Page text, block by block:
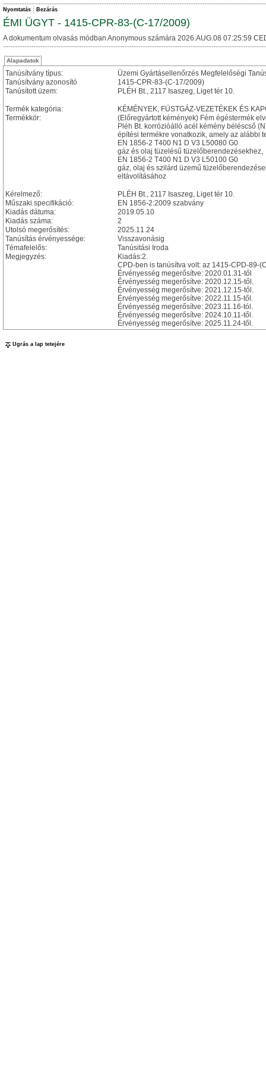
Nyomtatás Bezárás
ÉMI ÜGYT - 1415-CPR-83-(C-17/2009)
A dokumentum olvasás módban Anonymous számára 2026.AUG.08 07:25:59
Alapadatok
Tanúsítvány típus:
Üzemi Gyártásellenőrzés Megfelelőségi
Tanúsítvány azonosító
1415-CPR-83-(C-17/2009)
Tanúsított üzem:
PLÉH Bt., 2117 Isaszeg, Liget tér 10.
Termék kategória:
KÉMÉNYEK, FÜSTGÁZ-VEZETÉKEK ÉS
Termékkör:
(Előregyártott kémények) Fém égéstermék
Pléh Bt. korrózióálló acél kémény béléscső
építési termékre vonatkozik, amely az alábbi
EN 1856-2 T400 N1 D V3 L50080 G0
gáz és olaj tüzelésű tüzelőberendezésekhez,
EN 1856-2 T400 N1 D V3 L50100 G0
gáz, olaj és szilárd üzemű
eltávolításához
Kérelmező:
PLÉH Bt., 2117 Isaszeg, Liget tér 10.
Műszaki specifikáció:
EN 1856-2:2009 szabvány
Kiadás dátuma:
2019.05.10
Kiadás száma:
2
Utolsó megerősítés:
2025.11.24
Tanúsítás érvényessége:
Visszavonásig
Témafelelős:
Tanúsitási Iroda
Megjegyzés:
Kiadás:2.
CPD-ben is tanúsítva volt: az 1415-CPD-89-
Érvényesség megerősítve: 2020.01.31-től
Érvényesség megerősítve: 2020.12.15-től.
Érvényesség megerősítve: 2021.12.15-től.
Érvényesség megerősítve: 2022.11.15-től.
Érvényesség megerősítve: 2023.11.16-tól.
Érvényesség megerősítve: 2024.10.11-től.
Érvényesség megerősítve: 2025.11.24-től.
Ugrás a lap tetejére